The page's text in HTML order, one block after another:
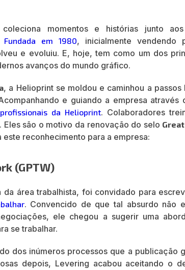
momentos e histórias junto
Fundada em 1980, inicialmente vendendo
e evoluiu. E, hoje, tem como um dos
avanços do mundo gráfico.
, a Helioprint se moldou e caminhou a passos
e guiando a empresa através
profissionais da Helioprint. Colaboradores
são o motivo da renovação do selo
reconhecimento para a empresa:
(GPTW)
da área trabalhista, foi convidado para
. Convencido de que tal absurdo não
ele chegou a sugerir uma
se trabalhar.
dos inúmeros processos que a publicação
depois, Levering acabou aceitando o